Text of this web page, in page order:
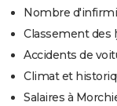
Nombre
Classement des
Accidents de
Climat et
Salaires à